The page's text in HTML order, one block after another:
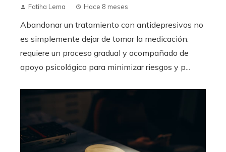
Fatiha Lema Hace 8 meses
Abandonar un tratamiento con antidepresivos no
es simplemente dejar de tomar la medicación:
requiere un proceso gradual y acompañado de
apoyo psicológico para minimizar riesgos y p...